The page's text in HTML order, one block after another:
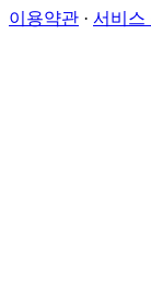
이용약관 · 서비스